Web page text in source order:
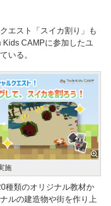
エスト「スイカ割り」も
Kids CAMPに参加したユ
いる。
施
種類のオリジナル教材か
ルの建造物や街を作り上